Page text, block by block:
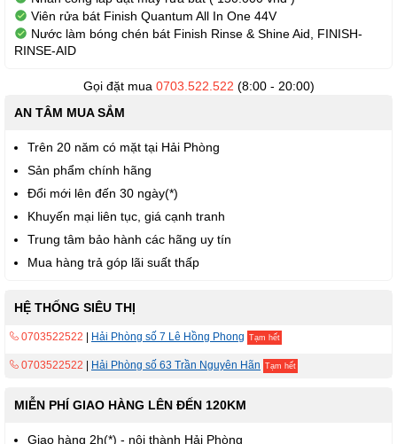
Viên rửa bát Finish Quantum All In One 44V
Nước làm bóng chén bát Finish Rinse & Shine Aid, FINISH-
RINSE-AID
Gọi đặt mua 0703.522.522 (8:00 - 20:00)
AN TÂM MUA SẮM
Trên 20 năm có mặt tại Hải Phòng
Sản phẩm chính hãng
Đổi mới lên đến 30 ngày(*)
Khuyến mại liên tục, giá cạnh tranh
Trung tâm bảo hành các hãng uy tín
Mua hàng trả góp lãi suất thấp
HỆ THỐNG SIÊU THỊ
0703522522 Hải Phòng số 7 Lê Hồng Phong Tạm hết
0703522522 Hải Phòng số 63 Trần Nguyên Hãn Tạm hết
MIỄN PHÍ GIAO HÀNG LÊN ĐẾN 120KM
Giao hàng 2h(*) - nội thành Hải Phòng